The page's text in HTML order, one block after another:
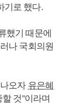
기로 했다.
했기 때문에
나 국회의원
오자 유은혜
것”이라며